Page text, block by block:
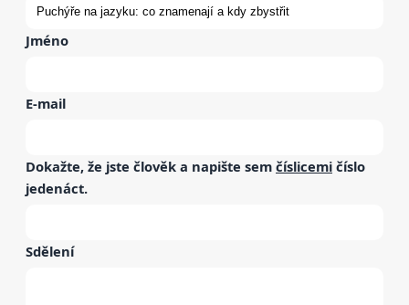
Jméno
E-mail
Dokažte, že jste člověk a napište sem číslicemi číslo
jedenáct.
Sdělení